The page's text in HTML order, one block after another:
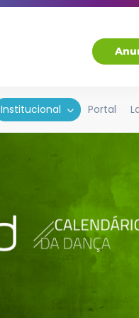
Institucional Portal